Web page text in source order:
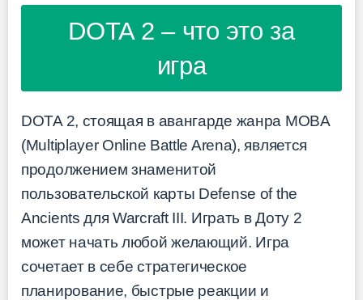
DOTA 2 – что это за
игра
DOTA 2, стоящая в авангарде жанра MOBA
(Multiplayer Online Battle Arena), является
продолжением знаменитой
пользовательской карты Defense of the
Ancients для Warcraft III. Играть в Доту 2
может начать любой желающий. Игра
сочетает в себе стратегическое
планирование, быстрые реакции и